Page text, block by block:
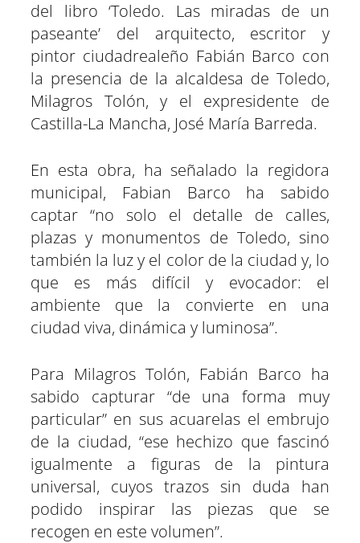
e
n
e
n n
e
n
e
n
e
n
del libro ‘Toledo. Las miradas de un
paseante’ del arquitecto, escritor y
pintor ciudadrealeño Fabián Barco con
la presencia de la alcaldesa de Toledo,
Milagros Tolón, y el expresidente de
Castilla-La Mancha, José María Barreda.
En esta obra, ha señalado la regidora
municipal, Fabian Barco ha sabido
captar “no solo el detalle de calles,
plazas y monumentos de Toledo, sino
también la luz y el color de la ciudad y, lo
que es más difícil y evocador: el
ambiente que la convierte en una
ciudad viva, dinámica y luminosa”.
Para Milagros Tolón, Fabián Barco ha
sabido capturar “de una forma muy
particular” en sus acuarelas el embrujo
de la ciudad, “ese hechizo que fascinó
igualmente a figuras de la pintura
universal, cuyos trazos sin duda han
podido inspirar las piezas que se
recogen en este volumen”.